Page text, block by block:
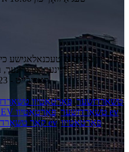
ריינער און גרינער, ברענגען א בעסער לעבן פאר מענטשן!
© קאַפּירייט - 2010-2023: אַלע רעכטן רעזערווירט.
לעוועל 2 פּאָרטאַטיוו EV טשאַרדזשער,
פּאָרטאַטיוו EV טשאַרדזשער,פּאָרטאַטיוו ev
קאַרפּאָרטאַטיוו טשאַרדזשער פֿאַר ev,פּאָרטאַטיוו